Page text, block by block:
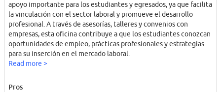
apoyo importante para los estudiantes y egresados, ya que facilita
la vinculación con el sector laboral y promueve el desarrollo
profesional. A través de asesorías, talleres y convenios con
empresas, esta oficina contribuye a que los estudiantes conozcan
oportunidades de empleo, prácticas profesionales y estrategias
para su inserción en el mercado laboral.
Read more >
Pros